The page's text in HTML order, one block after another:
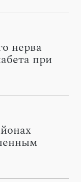
нерва
при